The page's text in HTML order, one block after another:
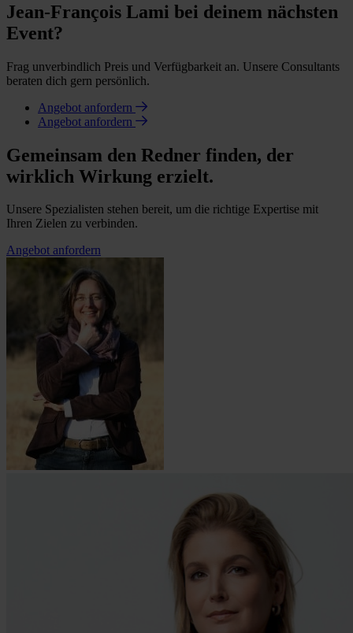
Jean-François Lami bei deinem nächsten
Event?
Frag unverbindlich Preis und Verfügbarkeit an. Unsere Consultants
beraten dich gern persönlich.
Angebot anfordern
Angebot anfordern
Gemeinsam den Redner finden, der
wirklich Wirkung erzielt.
Unsere Spezialisten stehen bereit, um die richtige Expertise mit
Ihren Zielen zu verbinden.
Angebot anfordern